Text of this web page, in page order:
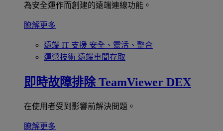
為安全運作而創建的遠端連線功能。
瞭解更多
遠端 IT 支援 安全、靈活、整合
運營技術 遠端車間存取
即時故障排除 TeamViewer DEX
在使用者受到影響前解決問題。
瞭解更多